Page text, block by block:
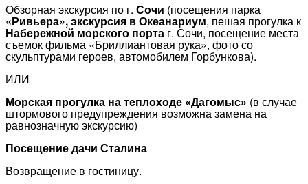
Обзорная экскурсия по г. Сочи (посещения парка
«Ривьера», экскурсия в Океанариум, пешая прогулка к
Набережной морского порта г. Сочи, посещение места
съемок фильма «Бриллиантовая рука», фото со
скульптурами героев, автомобилем Горбункова).
ИЛИ
Морская прогулка на теплоходе «Дагомыс» (в случае
штормового предупреждения возможна замена на
равнозначную экскурсию)
Посещение дачи Сталина
Возвращение в гостиницу.